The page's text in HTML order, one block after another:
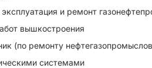
и ремонт
вышкостроения
(по ремонту
системами